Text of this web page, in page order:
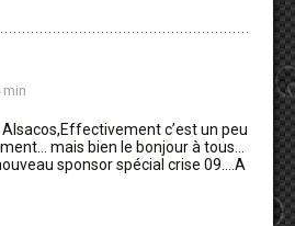
min
c’est un peu
mais bien le bonjour à tous…
sponsor spécial crise 09….A